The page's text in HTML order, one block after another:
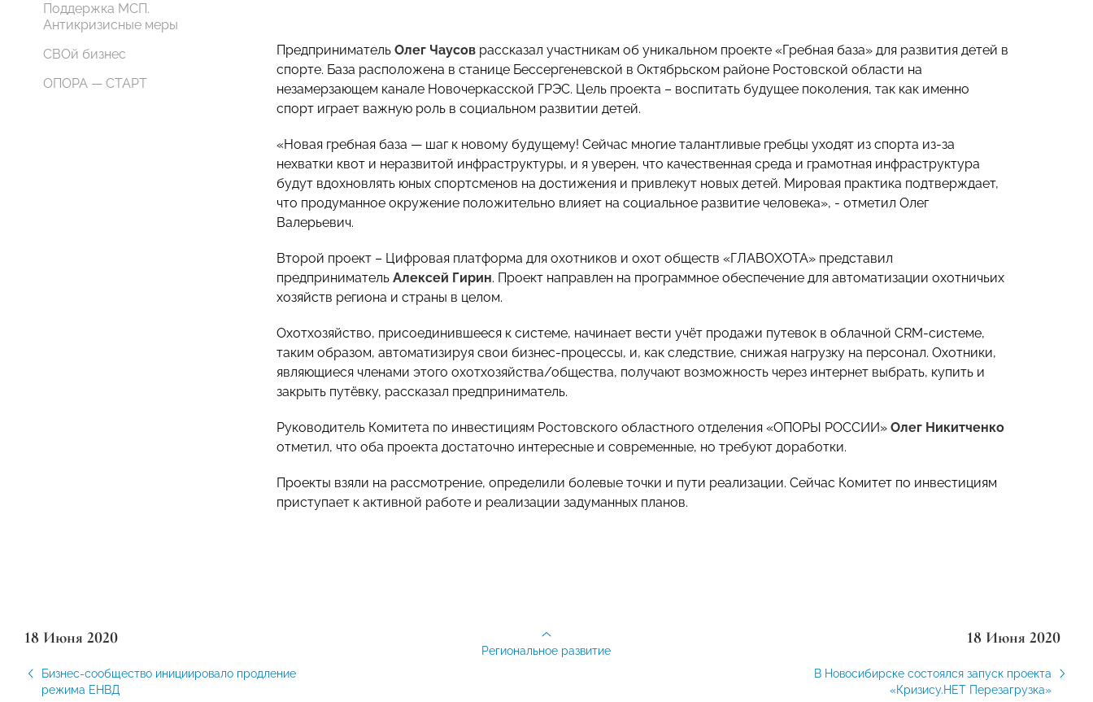
Поддержка МСП.
Антикризисные меры
СВОй бизнес
ОПОРА — СТАРТ
Предприниматель Олег Чаусов рассказал участникам об уникальном проекте «Гребная база» для развития детей в
спорте. База расположена в станице Бессергеневской в Октябрьском районе Ростовской области на
незамерзающем канале Новочеркасской ГРЭС. Цель проекта – воспитать будущее поколения, так как именно
спорт играет важную роль в социальном развитии детей.
«Новая гребная база — шаг к новому будущему! Сейчас многие талантливые гребцы уходят из спорта из-за
нехватки квот и неразвитой инфраструктуры, и я уверен, что качественная среда и грамотная инфраструктура
будут вдохновлять юных спортсменов на достижения и привлекут новых детей. Мировая практика подтверждает,
что продуманное окружение положительно влияет на социальное развитие человека», - отметил Олег
Валерьевич.
Второй проект – Цифровая платформа для охотников и охот обществ «ГЛАВОХОТА» представил
предприниматель Алексей Гирин. Проект направлен на программное обеспечение для автоматизации охотничьих
хозяйств региона и страны в целом.
Охотхозяйство, присоединившееся к системе, начинает вести учёт продажи путевок в облачной CRM-системе,
таким образом, автоматизируя свои бизнес-процессы, и, как следствие, снижая нагрузку на персонал. Охотники,
являющиеся членами этого охотхозяйства/общества, получают возможность через интернет выбрать, купить и
закрыть путёвку, рассказал предприниматель.
Руководитель Комитета по инвестициям Ростовского областного отделения «ОПОРЫ РОССИИ» Олег Никитченко
отметил, что оба проекта достаточно интересные и современные, но требуют доработки.
Проекты взяли на рассмотрение, определили болевые точки и пути реализации. Сейчас Комитет по инвестициям
приступает к активной работе и реализации задуманных планов.
18 Июня 2020
Бизнес-сообщество инициировало продление
режима ЕНВД
18 Июня 2020
В Новосибирске состоялся запуск проекта
«Кризису.НЕТ Перезагрузка»
Региональное развитие